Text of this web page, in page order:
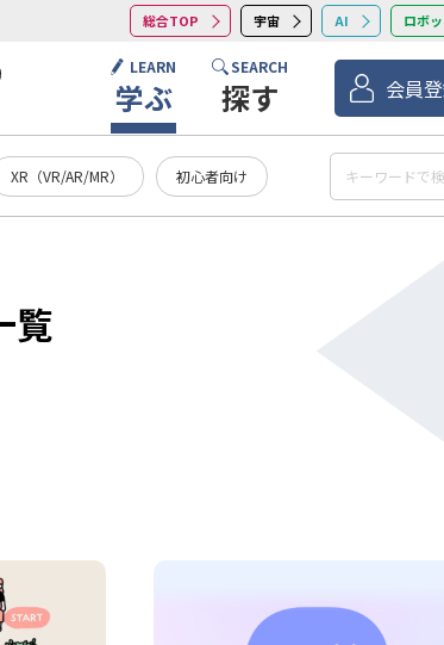
総合TOP 宇宙 AI ロボ
LEARN
学ぶ
SEARCH
探す 会員
XR（VR/AR/MR） 初心者向け
覧